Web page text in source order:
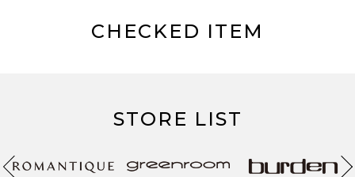
CHECKED ITEM
STORE LIST